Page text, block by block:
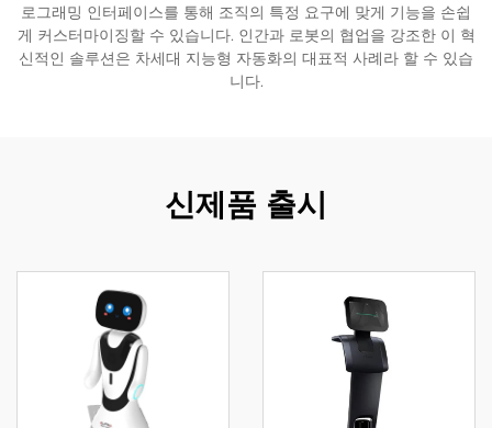
로그래밍 인터페이스를 통해 조직의 특정 요구에 맞게 기능을 손쉽
게 커스터마이징할 수 있습니다. 인간과 로봇의 협업을 강조한 이 혁
신적인 솔루션은 차세대 지능형 자동화의 대표적 사례라 할 수 있습
니다.
신제품 출시